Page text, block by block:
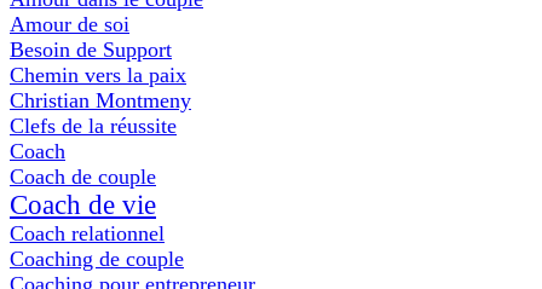
Amour de soi
Besoin de Support
Chemin vers la paix
Christian Montmeny
Clefs de la réussite
Coach
Coach de couple
Coach de vie
Coach relationnel
Coaching de couple